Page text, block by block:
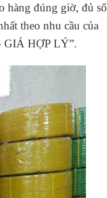
hàng đúng giờ, đủ số
theo nhu cầu của
GIÁ HỢP LÝ”.